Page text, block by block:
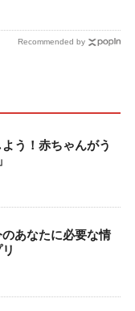
Recommended by
う！赤ちゃんがう
あなたに必要な情